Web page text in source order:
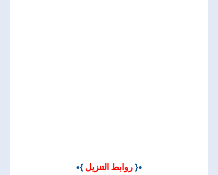
•{روابط التنزيل }•